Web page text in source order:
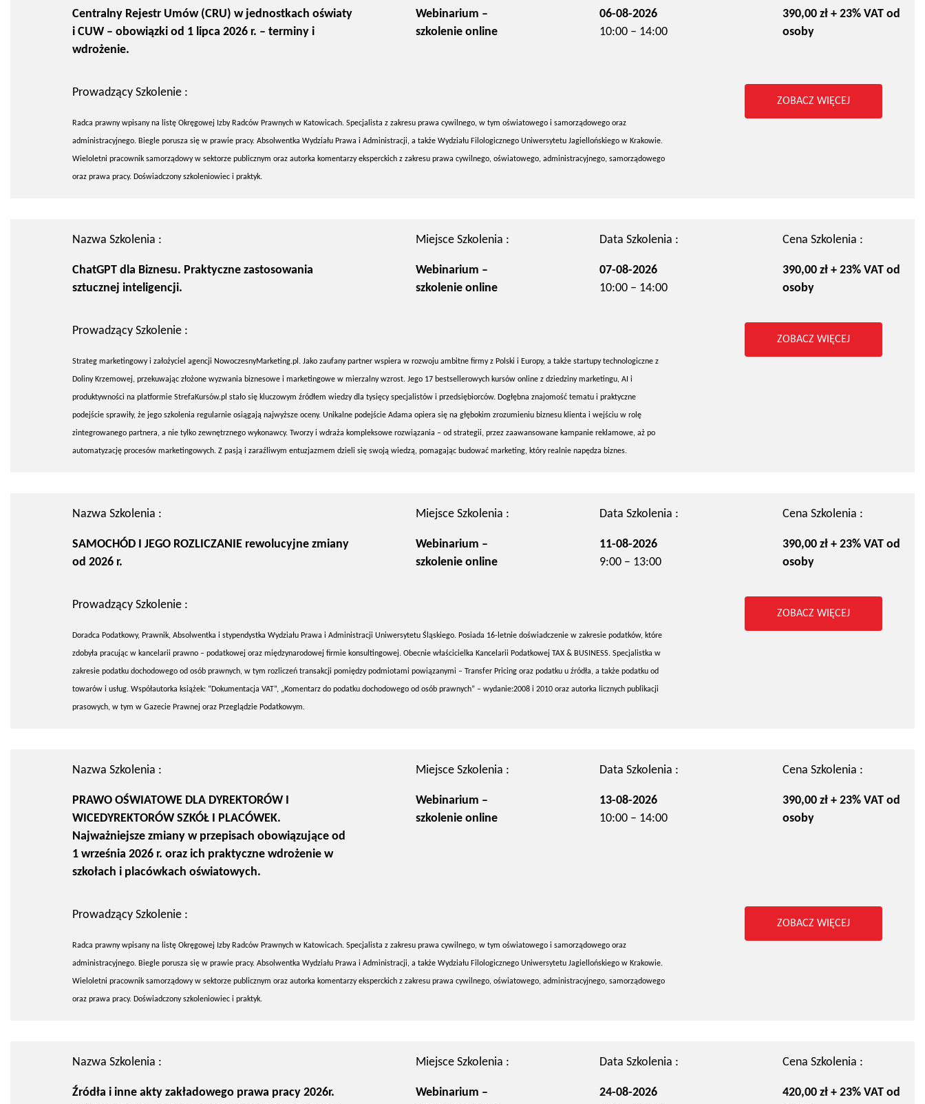
Centralny Rejestr Umów (CRU) w jednostkach oświaty
i CUW – obowiązki od 1 lipca 2026 r. – terminy i
wdrożenie.
Webinarium –
szkolenie online
06-08-2026
10:00 – 14:00
390,00 zł + 23% VAT od
osoby
Prowadzący Szkolenie :
Radca prawny wpisany na listę Okręgowej Izby Radców Prawnych w Katowicach. Specjalista z zakresu prawa cywilnego, w tym oświatowego i samorządowego oraz
administracyjnego. Biegle porusza się w prawie pracy. Absolwentka Wydziału Prawa i Administracji, a także Wydziału Filologicznego Uniwersytetu Jagiellońskiego w Krakowie.
Wieloletni pracownik samorządowy w sektorze publicznym oraz autorka komentarzy eksperckich z zakresu prawa cywilnego, oświatowego, administracyjnego, samorządowego
oraz prawa pracy. Doświadczony szkoleniowiec i praktyk.
ZOBACZ WIĘCEJ
Nazwa Szkolenia :
ChatGPT dla Biznesu. Praktyczne zastosowania
sztucznej inteligencji.
Miejsce Szkolenia :
Webinarium –
szkolenie online
Data Szkolenia :
07-08-2026
10:00 – 14:00
Cena Szkolenia :
390,00 zł + 23% VAT od
osoby
Prowadzący Szkolenie :
Strateg marketingowy i założyciel agencji NowoczesnyMarketing.pl. Jako zaufany partner wspiera w rozwoju ambitne firmy z Polski i Europy, a także startupy technologiczne z
Doliny Krzemowej, przekuwając złożone wyzwania biznesowe i marketingowe w mierzalny wzrost. Jego 17 bestsellerowych kursów online z dziedziny marketingu, AI i
produktywności na platformie StrefaKursów.pl stało się kluczowym źródłem wiedzy dla tysięcy specjalistów i przedsiębiorców. Dogłębna znajomość tematu i praktyczne
podejście sprawiły, że jego szkolenia regularnie osiągają najwyższe oceny. Unikalne podejście Adama opiera się na głębokim zrozumieniu biznesu klienta i wejściu w rolę
zintegrowanego partnera, a nie tylko zewnętrznego wykonawcy. Tworzy i wdraża kompleksowe rozwiązania – od strategii, przez zaawansowane kampanie reklamowe, aż po
automatyzację procesów marketingowych. Z pasją i zaraźliwym entuzjazmem dzieli się swoją wiedzą, pomagając budować marketing, który realnie napędza biznes.
ZOBACZ WIĘCEJ
Nazwa Szkolenia :
SAMOCHÓD I JEGO ROZLICZANIE rewolucyjne zmiany
od 2026 r.
Miejsce Szkolenia :
Webinarium –
szkolenie online
Data Szkolenia :
11-08-2026
9:00 – 13:00
Cena Szkolenia :
390,00 zł + 23% VAT od
osoby
Prowadzący Szkolenie :
Doradca Podatkowy, Prawnik, Absolwentka i stypendystka Wydziału Prawa i Administracji Uniwersytetu Śląskiego. Posiada 16-letnie doświadczenie w zakresie podatków, które
zdobyła pracując w kancelarii prawno – podatkowej oraz międzynarodowej firmie konsultingowej. Obecnie właścicielka Kancelarii Podatkowej TAX & BUSINESS. Specjalistka w
zakresie podatku dochodowego od osób prawnych, w tym rozliczeń transakcji pomiędzy podmiotami powiązanymi – Transfer Pricing oraz podatku u źródła, a także podatku od
towarów i usług. Współautorka książek: “Dokumentacja VAT”, „Komentarz do podatku dochodowego od osób prawnych” – wydanie:2008 i 2010 oraz autorka licznych publikacji
prasowych, w tym w Gazecie Prawnej oraz Przeglądzie Podatkowym.
ZOBACZ WIĘCEJ
Nazwa Szkolenia :
PRAWO OŚWIATOWE DLA DYREKTORÓW I
WICEDYREKTORÓW SZKÓŁ I PLACÓWEK.
Najważniejsze zmiany w przepisach obowiązujące od
1 września 2026 r. oraz ich praktyczne wdrożenie w
szkołach i placówkach oświatowych.
Miejsce Szkolenia :
Webinarium –
szkolenie online
Data Szkolenia :
13-08-2026
10:00 – 14:00
Cena Szkolenia :
390,00 zł + 23% VAT od
osoby
Prowadzący Szkolenie :
Radca prawny wpisany na listę Okręgowej Izby Radców Prawnych w Katowicach. Specjalista z zakresu prawa cywilnego, w tym oświatowego i samorządowego oraz
administracyjnego. Biegle porusza się w prawie pracy. Absolwentka Wydziału Prawa i Administracji, a także Wydziału Filologicznego Uniwersytetu Jagiellońskiego w Krakowie.
Wieloletni pracownik samorządowy w sektorze publicznym oraz autorka komentarzy eksperckich z zakresu prawa cywilnego, oświatowego, administracyjnego, samorządowego
oraz prawa pracy. Doświadczony szkoleniowiec i praktyk.
ZOBACZ WIĘCEJ
Nazwa Szkolenia :
Źródła i inne akty zakładowego prawa pracy 2026r.
Miejsce Szkolenia :
Webinarium –
Data Szkolenia :
24-08-2026
Cena Szkolenia :
420,00 zł + 23% VAT od